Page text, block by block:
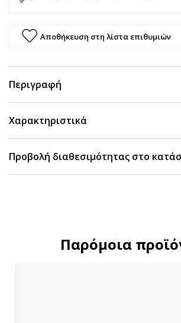
Αποθήκευση στη λίστα επιθυμιών
Περιγραφή
Χαρακτηριστικά
Προβολή διαθεσιμότητας στο
Παρόμοια